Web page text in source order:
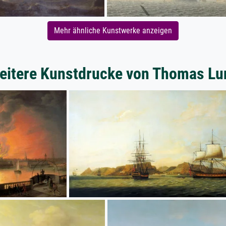
Mehr ähnliche Kunstwerke anzeigen
Kunstdrucke von Thomas